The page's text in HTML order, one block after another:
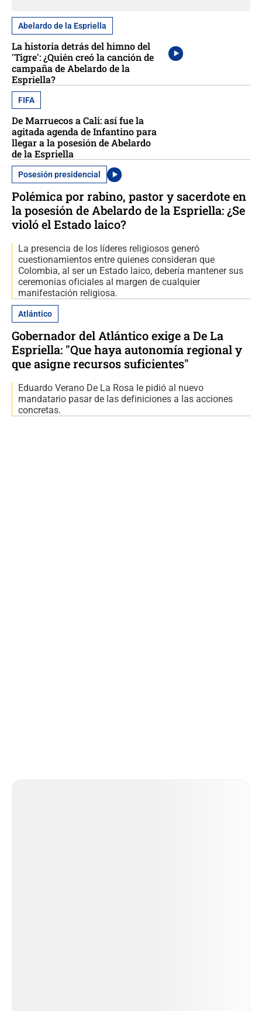
Abelardo de la Espriella
La historia detrás del himno del
'Tigre': ¿Quién creó la canción de
campaña de Abelardo de la
Espriella?
FIFA
De Marruecos a Cali: así fue la
agitada agenda de Infantino para
llegar a la posesión de Abelardo
de la Espriella
Posesión presidencial
Polémica por rabino, pastor y sacerdote en
la posesión de Abelardo de la Espriella: ¿Se
violó el Estado laico?
La presencia de los líderes religiosos generó
cuestionamientos entre quienes consideran que
Colombia, al ser un Estado laico, debería mantener sus
ceremonias oficiales al margen de cualquier
manifestación religiosa.
Atlántico
Gobernador del Atlántico exige a De La
Espriella: "Que haya autonomía regional y
que asigne recursos suficientes"
Eduardo Verano De La Rosa le pidió al nuevo
mandatario pasar de las definiciones a las acciones
concretas.